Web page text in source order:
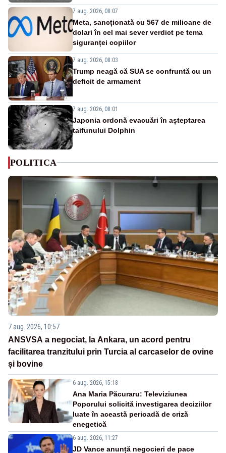
7 aug. 2026, 08:07
Meta, sancționată cu 567 de milioane de
dolari în cel mai sever verdict pe tema
siguranței copiilor
7 aug. 2026, 08:03
Trump neagă că SUA se confruntă cu un
deficit de armament
7 aug. 2026, 08:01
Japonia ordonă evacuări în așteptarea
taifunului Dolphin
POLITICA
7 aug. 2026, 10:57
ANSVSA a negociat, la Ankara, un acord pentru
facilitarea tranzitului prin Turcia al carcaselor de ovine
și bovine
6 aug. 2026, 15:18
Ana Maria Păcuraru: Televiziunea
Poporului solicită investigarea deciziilor
luate în această perioadă de criză
enegetică
6 aug. 2026, 11:27
JD Vance anunță negocieri de pace